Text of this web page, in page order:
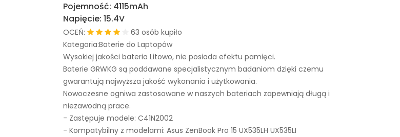
Pojemność: 4115mAh
Napięcie: 15.4V
OCEŃ:
63 osób kupiło
Kategoria:Baterie do Laptopów
Wysokiej jakości bateria Litowo, nie posiada efektu pamięci.
Baterie GRWKG są poddawane specjalistycznym badaniom dzięki czemu
gwarantują najwyższa jakość wykonania i użytkowania.
Nowoczesne ogniwa zastosowane w naszych bateriach zapewniają długą i
niezawodną prace.
- Zastępuje modele: C41N2002
- Kompatybilny z modelami: Asus ZenBook Pro 15 UX535LH UX535LI